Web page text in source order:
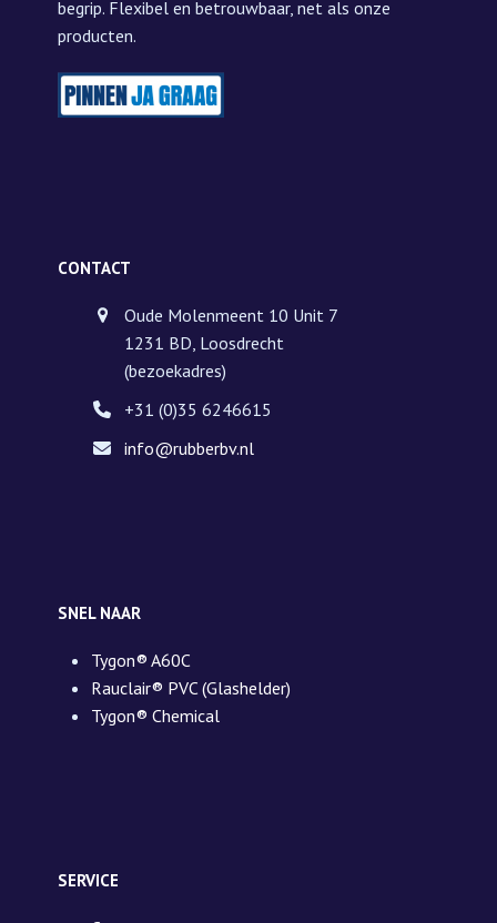
begrip. Flexibel en betrouwbaar, net als onze
producten.
CONTACT
Oude Molenmeent 10 Unit 7
1231 BD, Loosdrecht
(bezoekadres)
+31 (0)35 6246615
info@rubberbv.nl
SNEL NAAR
Tygon® A60C
Rauclair® PVC (Glashelder)
Tygon® Chemical
SERVICE